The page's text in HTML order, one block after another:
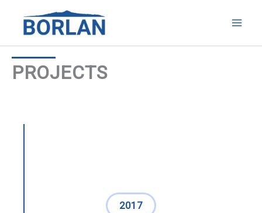
PROJECTS
2017